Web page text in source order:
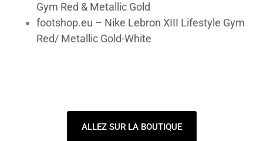
Gym Red & Metallic Gold
footshop.eu – Nike Lebron XIII Lifestyle Gym
Red/ Metallic Gold-White
ALLEZ SUR LA BOUTIQUE